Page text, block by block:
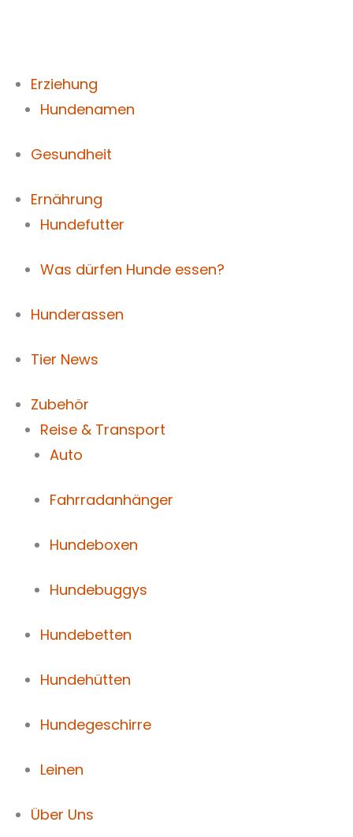
Erziehung
Hundenamen
Gesundheit
Ernährung
Hundefutter
Was dürfen Hunde essen?
Hunderassen
Tier News
Zubehör
Reise & Transport
Auto
Fahrradanhänger
Hundeboxen
Hundebuggys
Hundebetten
Hundehütten
Hundegeschirre
Leinen
Über Uns